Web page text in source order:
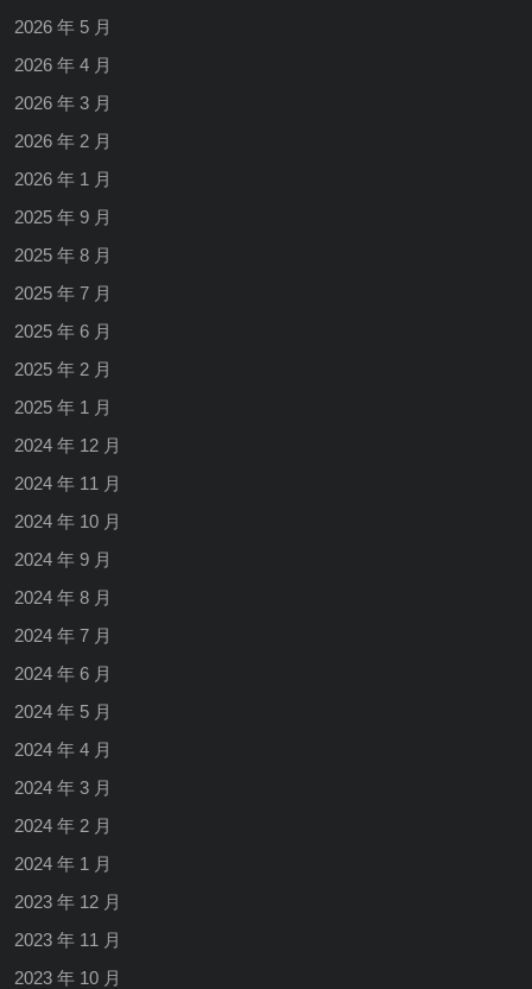
2026 年 5 月
2026 年 4 月
2026 年 3 月
2026 年 2 月
2026 年 1 月
2025 年 9 月
2025 年 8 月
2025 年 7 月
2025 年 6 月
2025 年 2 月
2025 年 1 月
2024 年 12 月
2024 年 11 月
2024 年 10 月
2024 年 9 月
2024 年 8 月
2024 年 7 月
2024 年 6 月
2024 年 5 月
2024 年 4 月
2024 年 3 月
2024 年 2 月
2024 年 1 月
2023 年 12 月
2023 年 11 月
2023 年 10 月